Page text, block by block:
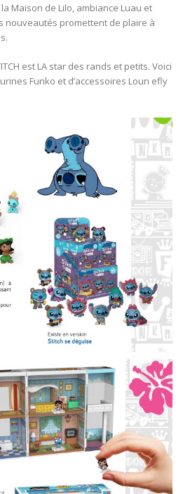
Maison de Lilo, ambiance Luau et
nouveautés promettent de plaire à
est LA star des rands et petits. Voici
Funko et d’accessoires Loun efly